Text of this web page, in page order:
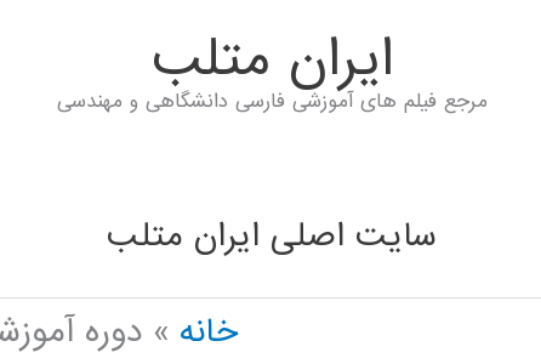
ايران متلب
مرجع فیلم های آموزشی فارسی دانشگاهی و مهندسی
سایت اصلی ایران متلب
خانه
دوره